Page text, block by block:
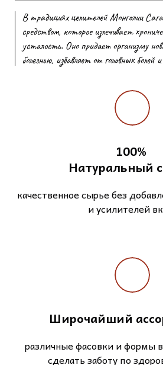
В традициях целителей Монголии
средством, которое излечивает
усталость. Оно придает организму
болезнью, избавляет от головных болей
100%
Натуральный
качественное сырье без
и усилителей
Широчайший
различные фасовки и формы
сделать заботу по